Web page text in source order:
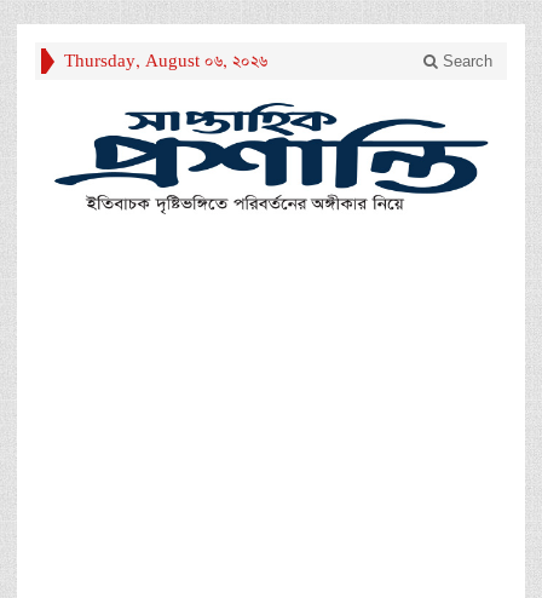
Thursday, August 06, 2026 Search